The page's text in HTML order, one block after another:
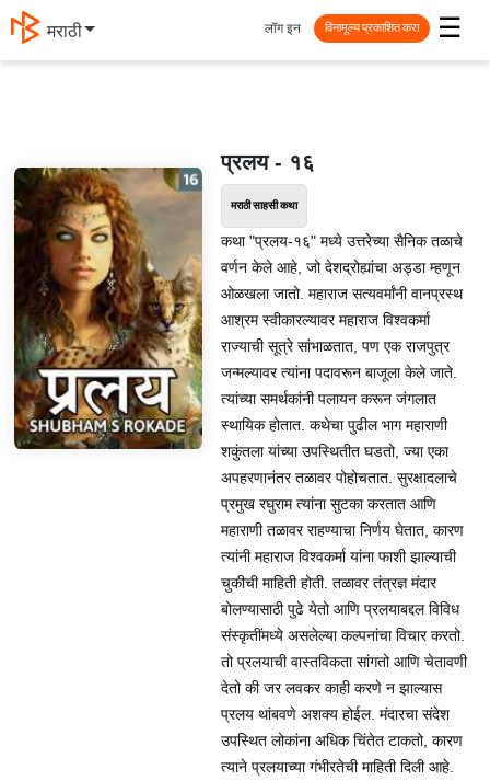
मराठी ☰
लॉग इन विनामूल्य प्रकाशित करा
प्रलय - १६
मराठी साहसी कथा
कथा "प्रलय-१६" मध्ये उत्तरेच्या सैनिक तळाचे
वर्णन केले आहे, जो देशद्रोह्यांचा अड्डा म्हणून
ओळखला जातो. महाराज सत्यवर्मांनी वानप्रस्थ
आश्रम स्वीकारल्यावर महाराज विश्वकर्मा
राज्याची सूत्रे सांभाळतात, पण एक राजपुत्र
जन्मल्यावर त्यांना पदावरून बाजूला केले जाते.
त्यांच्या समर्थकांनी पलायन करून जंगलात
स्थायिक होतात. कथेचा पुढील भाग महाराणी
शकुंतला यांच्या उपस्थितीत घडतो, ज्या एका
अपहरणानंतर तळावर पोहोचतात. सुरक्षादलाचे
प्रमुख रघुराम त्यांना सुटका करतात आणि
महाराणी तळावर राहण्याचा निर्णय घेतात, कारण
त्यांनी महाराज विश्वकर्मा यांना फाशी झाल्याची
चुकीची माहिती होती. तळावर तंत्रज्ञ मंदार
बोलण्यासाठी पुढे येतो आणि प्रलयाबद्दल विविध
संस्कृतींमध्ये असलेल्या कल्पनांचा विचार करतो.
तो प्रलयाची वास्तविकता सांगतो आणि चेतावणी
देतो की जर लवकर काही करणे न झाल्यास
प्रलय थांबवणे अशक्य होईल. मंदारचा संदेश
उपस्थित लोकांना अधिक चिंतेत टाकतो, कारण
त्याने प्रलयाच्या गंभीरतेची माहिती दिली आहे.